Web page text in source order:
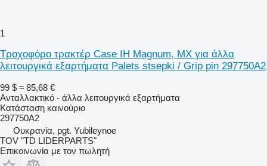
1
Τροχοφόρο τρακτέρ Case IH Magnum, MX για άλλα
λειτουργικά εξαρτήματα Palets stsepki / Grip pin 297750A2
99 $ ≈ 85,68 €
Ανταλλακτικό - άλλα λειτουργικά εξαρτήματα
Κατάσταση καινούριο
297750A2
Ουκρανία, pgt. Yubileynoe
TOV "TD LIDERPARTS"
Επικοινωνία με τον πωλητή